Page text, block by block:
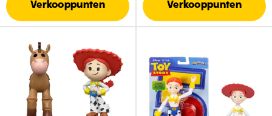
Verkooppunten Verkooppunten